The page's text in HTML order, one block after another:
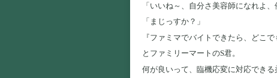
「いいね～、自分さ美容師になれよ
「まじっすか？」
『ファミマでバイトできたら、どこで
とファミリーマートのS君。
何が良いって、臨機応変に対応できる